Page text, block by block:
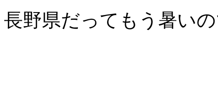
長野県だってもう暑い